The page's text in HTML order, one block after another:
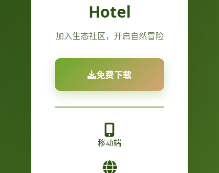
Hotel
加入生态社区，开启自然冒险
免费下载
移动端